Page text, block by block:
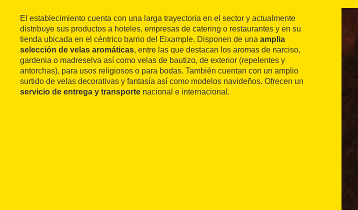
El establecimiento cuenta con una larga trayectoria en el sector y actualmente
distribuye sus productos a hoteles, empresas de catering o restaurantes y en su
tienda ubicada en el céntrico barrio del Eixample. Disponen de una amplia
selección de velas aromáticas, entre las que destacan los aromas de narciso,
gardenia o madreselva así como velas de bautizo, de exterior (repelentes y
antorchas), para usos religiosos o para bodas. También cuentan con un amplio
surtido de velas decorativas y fantasía así como modelos navideños. Ofrecen un
servicio de entrega y transporte nacional e internacional.